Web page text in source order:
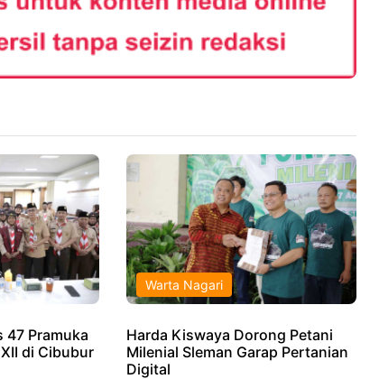
47 Pramuka
di Cibubur
Warta Nagari
Harda Kiswaya Dorong Petani
Milenial Sleman Garap Pertanian
Digital